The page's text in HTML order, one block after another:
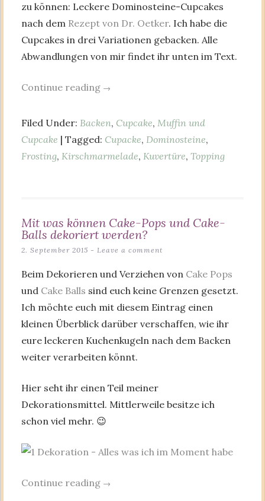
zu können: Leckere Dominosteine-Cupcakes
nach dem Rezept von Dr. Oetker. Ich habe die
Cupcakes in drei Variationen gebacken. Alle
Abwandlungen von mir findet ihr unten im Text.
Continue reading →
Filed Under: Backen, Cupcake, Muffin und
Cupcake | Tagged: Cupacke, Dominosteine,
Frosting, Kirschmarmelade, Kuvertüre, Topping
Mit was können Cake-Pops und Cake-
Balls dekoriert werden?
2. September 2015 Leave a comment
Beim Dekorieren und Verziehen von Cake Pops
und Cake Balls sind euch keine Grenzen gesetzt.
Ich möchte euch mit diesem Eintrag einen
kleinen Überblick darüber verschaffen, wie ihr
eure leckeren Kuchenkugeln nach dem Backen
weiter verarbeiten könnt.
Hier seht ihr einen Teil meiner
Dekorationsmittel. Mittlerweile besitze ich
schon viel mehr. 😉
Continue reading →